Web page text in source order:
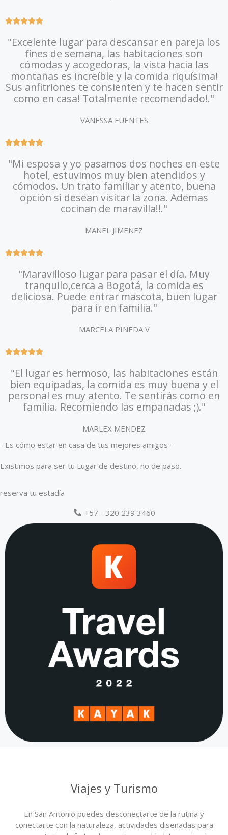
R
t
e
d
5
o
u
5
"Excelente lugar para descansar en pareja los
fines de semana, las habitaciones son
cómodas y acogedoras, la vista hacia las
montañas es increíble y la comida riquísima!
Sus anfitriones te consienten y te hacen sentir
como en casa! Totalmente recomendado!."
VANESSA FUENTES
R
t
e
d
5
f
"Mi esposa y yo pasamos dos noches en este
hotel, estuvimos muy bien atendidos y
cómodos. Un trato familiar y atento, buena
opción si desean visitar la zona. Ademas
cocinan de maravilla!!."
MANEL JIMENEZ
R
t
e
d
o
5
"Maravilloso lugar para pasar el día. Muy
tranquilo,cerca a Bogotá, la comida es
deliciosa. Puede entrar mascota, buen lugar
para ir en familia."
MARCELA PINEDA V
R
t
e
d
5
f
"El lugar es hermoso, las habitaciones están
bien equipadas, la comida es muy buena y el
personal es muy atento. Te sentirás como en
familia. Recomiendo las empanadas ;)."
MARLEX MENDEZ
- Es cómo estar en casa de tus mejores amigos –
Existimos para ser tu Lugar de destino, no de paso.
reserva tu estadía
+57 - 320 239 3460
Viajes y Turismo
En San Antonio puedes desconectarte de la rutina y
conectarte con la naturaleza, actividades diseñadas para